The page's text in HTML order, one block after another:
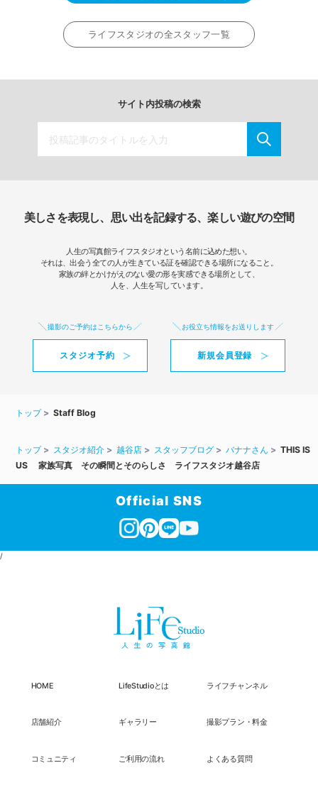
ライフスタジオの全スタッフ一覧
サイト内投稿の検索
美しさを表現し、思い出を記録する、楽しい遊びの空間
人生の写真館ライフスタジオという名前に込めた想い。
それは、出会う全ての人が生きている証を確認できる場所になること。
家族の絆とかけがえのない愛の形を実感できる場所として、
人を、人生を写しています。
撮影のご予約はこちらから
スタジオ予約
お役立ち情報をお送りします
新規会員登録
トップ Staff Blog
トップ スタジオ紹介 越谷店 スタッフブログ バナナさん
THIS IS
US 家族写真 その瞬間とそのらしさ ライフスタジオ越谷店
Official SNS
/
HOME LifeStudioとは ライフチャンネル
店舗紹介 ギャラリー 撮影プラン・料金
コミュニティ ご利用の流れ よくある質問